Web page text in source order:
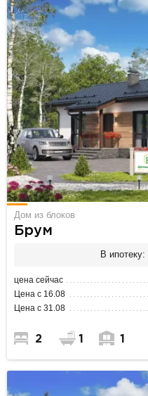
Дом из блоков
Брум
В ипотеку:
цена сейчас
Цена с 16.08
Цена с 31.08
2 1 1